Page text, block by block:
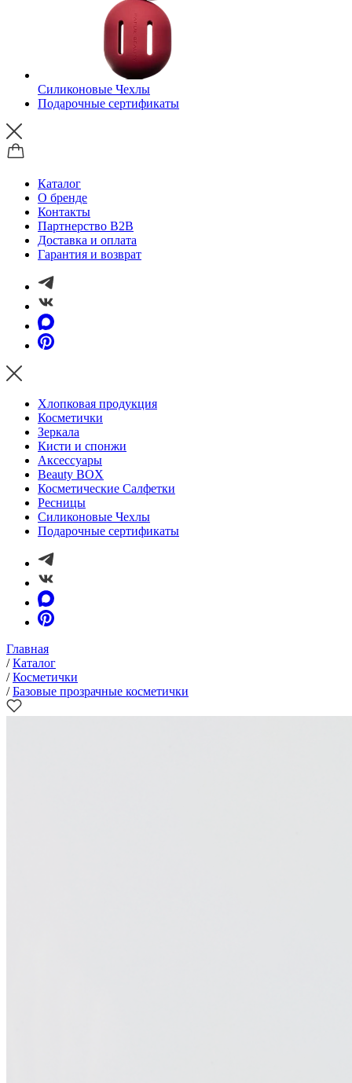
Силиконовые Чехлы
Подарочные сертификаты
Каталог
О бренде
Контакты
Партнерство B2B
Доставка и оплата
Гарантия и возврат
Хлопковая продукция
Косметички
Зеркала
Кисти и спонжи
Аксессуары
Beauty BOX
Косметические Салфетки
Ресницы
Силиконовые Чехлы
Подарочные сертификаты
Главная
/Каталог
/Косметички
/Базовые прозрачные косметички